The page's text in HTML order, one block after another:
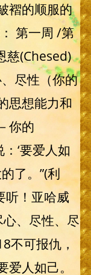
褶的顺服的
第一周 /第
慈(Chesed)
尽性（你的
思想能力和
你的
‘要爱人如
了。”(利
听！亚哈威
、尽性、尽
不可报仇，
人如己。